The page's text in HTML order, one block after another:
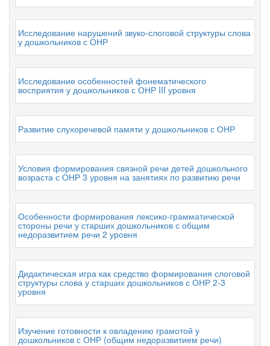
Исследование нарушений звуко-слоговой структуры слова
у дошкольников с ОНР
Исследование особенностей фонематического
восприятия у дошкольников с ОНР III уровня
Развитие слухоречевой памяти у дошкольников с ОНР
Условия формирования связной речи детей дошкольного
возраста с ОНР 3 уровня на занятиях по развитию речи
Особенности формирования лексико-грамматической
стороны речи у старших дошкольников с общим
недоразвитием речи 2 уровня
Дидактическая игра как средство формирования слоговой
структуры слова у старших дошкольников с ОНР 2-3
уровня
Изучение готовности к овладению грамотой у
дошкольников с ОНР (общим недоразвитием речи)